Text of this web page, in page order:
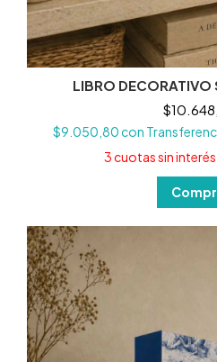
LIBRO DECORATIVO
$9.050,80con
3cuotas sin